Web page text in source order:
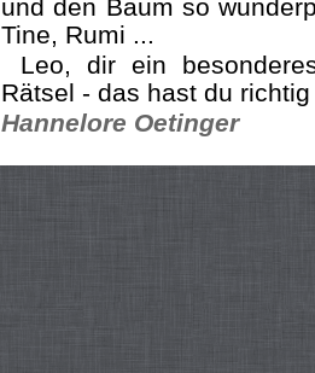
und den Baum so
Tine, Rumi ...
Leo, dir ein
Rätsel - das hast du
Hannelore Oetinger